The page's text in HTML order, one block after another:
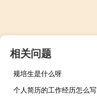
相关问题
规培生是什么呀
个人简历的工作经历怎么写